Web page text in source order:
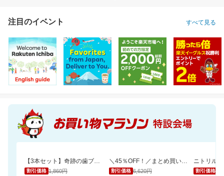
注目のイベント すべて見る
【3本セット】奇跡の歯ブラシ 正規品 / CMで話題 / 独自のピラミッド構造
割引価格 1,860円
＼45％OFF！／まとめ買いに！ペーパータオル 5パック×6個セット
割引価格 6,620円 割引価格